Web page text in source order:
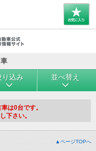
り込み 並べ替え
は0台です。
下さい。
▲ページTOPへ